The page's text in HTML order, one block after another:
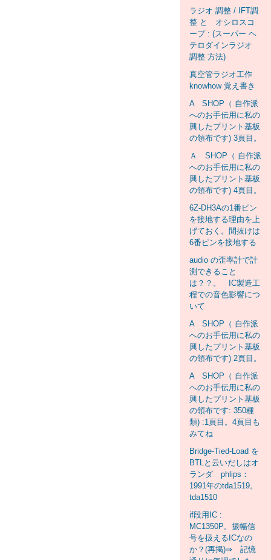
ラジオ 調整 / IFT調
整 と オシロスコ
ープ : (スーパー ヘ
テロダインラジオ
調整 方法)
真空管ラジオ工作
knowhow 覚え書き
A SHOP（ 自作派
へのお手伝用に私の
興したプリント基板
の領布です) 3頁目。
Ａ SHOP（ 自作派
へのお手伝用に私の
興したプリント基板
の領布です) 4頁目。
6Z-DH3Aの1番ピン
を接地する理由を上
げておく。間抜けは
6番ピンを接地する
audio の歪率計で計
測できること
は？？。 IC製造工
程での音色影響につ
いて
A SHOP（ 自作派
へのお手伝用に私の
興したプリント基板
の領布です) 2頁目。
A SHOP（ 自作派
へのお手伝用に私の
興したプリント基板
の領布です: 350種
類) :1頁目。4頁目も
みてね
Bridge-Tied-Load を
BTLと云いだしはオ
ランダ phlips：
1991年のtda1519。
tda1510
if段用IC :
MC1350P。振幅信
号を扱えるICなの
か？(再掲)⇒ 記憶